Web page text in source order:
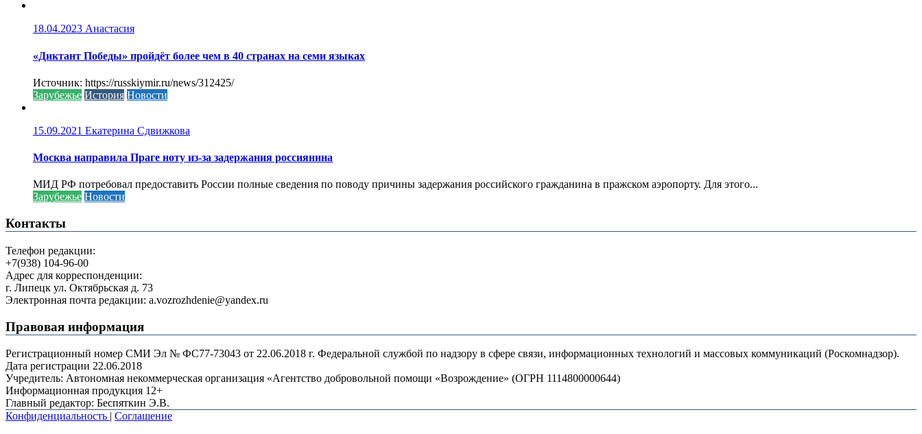
18.04.2023 Анастасия
«Диктант Победы» пройдёт более чем в 40 странах на семи языках
Источник: https://russkiymir.ru/news/312425/
Зарубежье История Новости
15.09.2021 Екатерина Сдвижкова
Москва направила Праге ноту из-за задержания россиянина
МИД РФ потребовал предоставить России полные сведения по поводу причины задержания российского гражданина в пражском аэропорту. Для этого...
Зарубежье Новости
Контакты
Телефон редакции:
+7(938) 104-96-00
Адрес для корреспонденции:
г. Липецк ул. Октябрьская д. 73
Электронная почта редакции: a.vozrozhdenie@yandex.ru
Правовая информация
Регистрационный номер СМИ Эл № ФС77-73043 от 22.06.2018 г. Федеральной службой по надзору в сфере связи, информационных технологий и массовых коммуникаций (Роскомнадзор).
Дата регистрации 22.06.2018
Учредитель: Автономная некоммерческая организация «Агентство добровольной помощи «Возрождение» (ОГРН 1114800000644)
Информационная продукция 12+
Главный редактор: Беспяткин Э.В.
Конфиденциальность | Соглашение